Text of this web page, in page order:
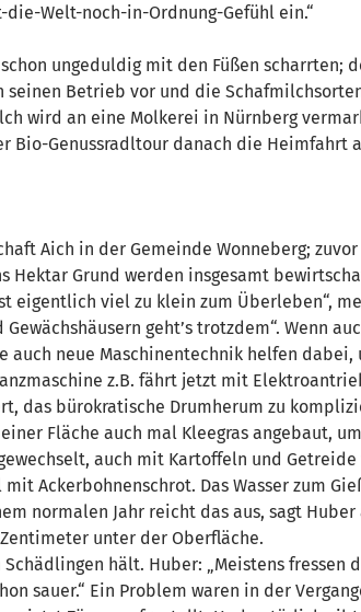
Welt-noch-in-Ordnung-Gefühl ein.“
ungeduldig mit den Füßen scharrten;
seinen Betrieb vor und die
wird an eine Molkerei in Nürnberg
Genussradltour danach die Heimfahrt
Aich in der Gemeinde Wonneberg;
Hektar Grund werden insgesamt
eigentlich viel zu klein zum Überleben“,
geht’s trotzdem“. Wenn
neue Maschinentechnik helfen dabei,
z.B. fährt jetzt mit
das bürokratische Drumherum zu
Fläche auch mal Kleegras angebaut,
auch mit Kartoffeln und Getreide
Ackerbohnenschrot. Das Wasser zum
normalen Jahr reicht das aus, sagt Huber
unter der Oberfläche.
hält. Huber: „Meistens fressen
sauer.“ Ein Problem waren in der